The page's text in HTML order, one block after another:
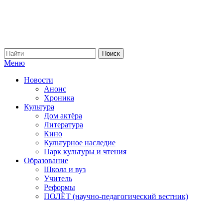
Меню
Новости
Анонс
Хроника
Культура
Дом актёра
Литература
Кино
Культурное наследие
Парк культуры и чтения
Образование
Школа и вуз
Учитель
Реформы
ПОЛЁТ (научно-педагогический вестник)